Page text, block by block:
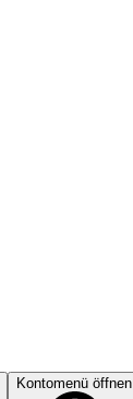
Kontomenü öffnen